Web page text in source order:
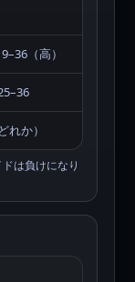
（高）
れか）
は負けになり